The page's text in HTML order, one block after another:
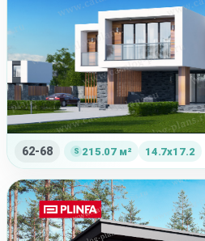
62-68 215.07 м² 14.7x17.2